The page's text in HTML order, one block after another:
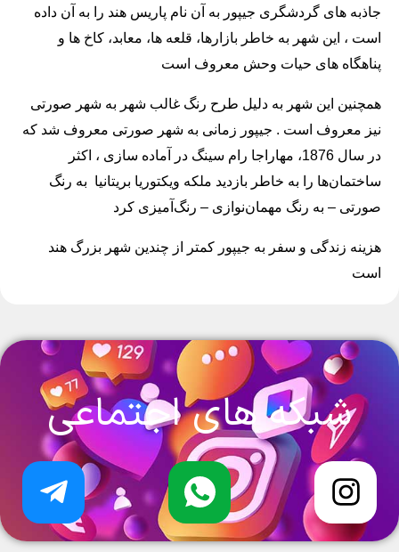
جاذبه های گردشگری جیپور به آن نام پاریس هند را به آن داده
است ، این شهر به خاطر بازارها، قلعه ها، معابد، کاخ ها و
پناهگاه های حیات وحش معروف است
همچنین این شهر به دلیل طرح رنگ غالب شهر به شهر صورتی
نیز معروف است . جیپور زمانی به شهر صورتی معروف شد که
در سال 1876، مهاراجا رام سینگ در آماده سازی ، اکثر
ساختمان‌ها را به خاطر بازدید ملکه ویکتوریا بریتانیا به رنگ
صورتی – به رنگ مهمان‌نوازی – رنگ‌آمیزی کرد
هزینه زندگی و سفر به جیپور کمتر از چندین شهر بزرگ هند
است
شبکه های اجتماعی